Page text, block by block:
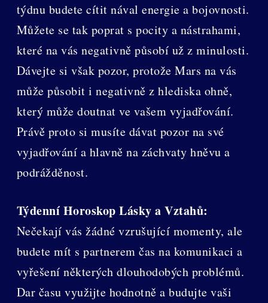
týdnu budete cítit nával energie a bojovnosti.
Můžete se tak poprat s pocity a nástrahami,
které na vás negativně působí už z minulosti.
Dávejte si však pozor, protože Mars na vás
může působit i negativně z hlediska ohně,
který může doutnat ve vašem vyjadřování.
Právě proto si musíte dávat pozor na své
vyjadřování a hlavně na záchvaty hněvu a
podrážděnost.
Týdenní Horoskop Lásky a Vztahů:
Nečekají vás žádné vzrušující momenty, ale
budete mít s partnerem čas na komunikaci a
vyřešení některých dlouhodobých problémů.
Dar času využijte hodnotně a budujte vaši